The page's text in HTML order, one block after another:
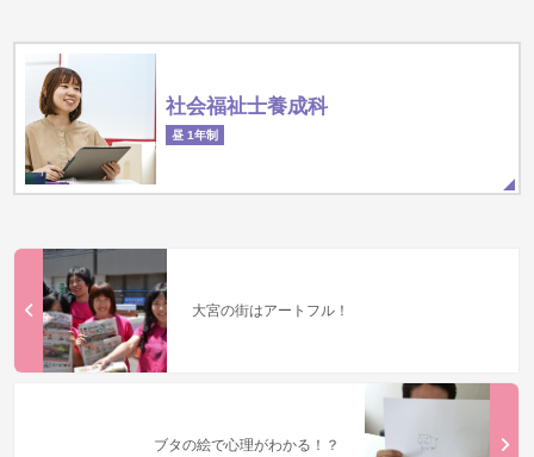
社会福祉士養成科
昼 1年制
大宮の街はアートフル！
ブタの絵で心理がわかる！？